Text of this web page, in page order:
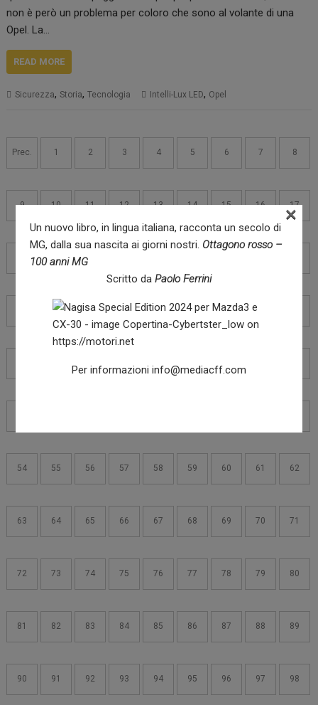
non è però un problema per coloro che sono al volante di una
Opel. La…
READ MORE
Sicurezza,Storia,Tecnologia Intelli-Lux LED, Opel
Navigazione
articoli
Prec. 1 2 3 4 5 6 7 8
9 10 11 12 13 14 15 16 17
19 20
28 29 30 31 32 33 34
54 55 56 57 58 59 60 61 62
63 64 65 66 67 68 69 70 71
72 73 74 75 76 77 78 79 80
81 82 83 84 85 86 87 88 89
90 91 92 93 94 95 96 97 98
Un nuovo libro, in lingua italiana, racconta un secolo di
MG, dalla sua nascita ai giorni nostri. Ottagono rosso –
100 anni MG
Scritto da Paolo Ferrini
Per informazioni info@mediacff.com
×